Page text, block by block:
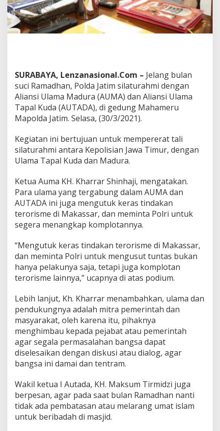
t
i
m
J
g
R
a
m
a
d
a
n
D
e
g
a
n
A
U
M
D
a
A
U
A
D
A
SURABAYA, Lenzanasional.Com – Jelang bulan
suci Ramadhan, Polda Jatim silaturahmi dengan
Aliansi Ulama Madura (AUMA) dan Aliansi Ulama
Tapal Kuda (AUTADA), di gedung Mahameru
Mapolda Jatim. Selasa, (30/3/2021).
Kegiatan ini bertujuan untuk mempererat tali
silaturahmi antara Kepolisian Jawa Timur, dengan
Ulama Tapal Kuda dan Madura.
Ketua Auma KH. Kharrar Shinhaji, mengatakan.
Para ulama yang tergabung dalam AUMA dan
AUTADA ini juga mengutuk keras tindakan
terorisme di Makassar, dan meminta Polri untuk
segera menangkap komplotannya.
“Mengutuk keras tindakan terorisme di Makassar,
dan meminta Polri untuk mengusut tuntas bukan
hanya pelakunya saja, tetapi juga komplotan
terorisme lainnya,” ucapnya di atas podium.
Lebih lanjut, Kh. Kharrar menambahkan, ulama dan
pendukungnya adalah mitra pemerintah dan
masyarakat, oleh karena itu, pihaknya
menghimbau kepada pejabat atau pemerintah
agar segala permasalahan bangsa dapat
diselesaikan dengan diskusi atau dialog, agar
bangsa ini damai dan tentram.
Wakil ketua I Autada, KH. Maksum Tirmidzi juga
berpesan, agar pada saat bulan Ramadhan nanti
tidak ada pembatasan atau melarang umat islam
untuk beribadah di masjid.